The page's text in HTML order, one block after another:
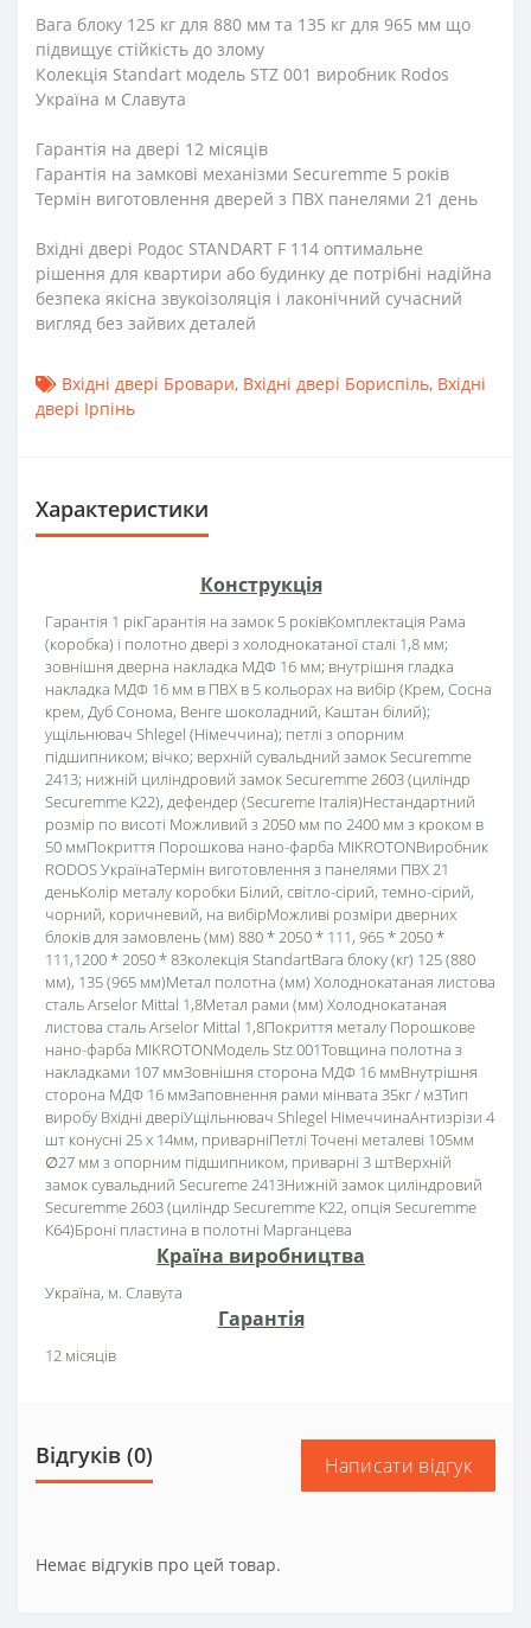
Вага блоку 125 кг для 880 мм та 135 кг для 965 мм що
підвищує стійкість до злому
Колекція Standart модель STZ 001 виробник Rodos
Україна м Славута
Гарантія на двері 12 місяців
Гарантія на замкові механізми Securemme 5 років
Термін виготовлення дверей з ПВХ панелями 21 день
Вхідні двері Родос STANDART F 114 оптимальне
рішення для квартири або будинку де потрібні надійна
безпека якісна звукоізоляція і лаконічний сучасний
вигляд без зайвих деталей
Вхідні двері Бровари, Вхідні двері Бориспіль, Вхідні
двері Ірпінь
Характеристики
Конструкція
Гарантія 1 рікГарантія на замок 5 роківКомплектація Рама
(коробка) і полотно двері з холоднокатаної сталі 1,8 мм;
зовнішня дверна накладка МДФ 16 мм; внутрішня гладка
накладка МДФ 16 мм в ПВХ в 5 кольорах на вибір (Крем, Сосна
крем, Дуб Сонома, Венге шоколадний, Каштан білий);
ущільнювач Shlegel (Німеччина); петлі з опорним
підшипником; вічко; верхній сувальдний замок Securemme
2413; нижній циліндровий замок Securemme 2603 (циліндр
Securemme К22), дефендер (Secureme Італія)Нестандартний
розмір по висоті Можливий з 2050 мм по 2400 мм з кроком в
50 ммПокриття Порошкова нано-фарба MIKROTONВиробник
RODOS УкраїнаТермін виготовлення з панелями ПВХ 21
деньКолір металу коробки Білий, світло-сірий, темно-сірий,
чорний, коричневий, на вибірМожливі розміри дверних
блоків для замовлень (мм) 880 * 2050 * 111, 965 * 2050 *
111,1200 * 2050 * 83колекція StandartВага блоку (кг) 125 (880
мм), 135 (965 мм)Метал полотна (мм) Холоднокатаная листова
сталь Arselor Mittal 1,8Метал рами (мм) Холоднокатаная
листова сталь Arselor Mittal 1,8Покриття металу Порошкове
нано-фарба MIKROTONМодель Stz 001Товщина полотна з
накладками 107 ммЗовнішня сторона МДФ 16 ммВнутрішня
сторона МДФ 16 ммЗаповнення рами мінвата 35кг / м3Тип
виробу Вхідні дверіУщільнювач Shlegel НімеччинаАнтизрізи 4
шт конусні 25 х 14мм, приварніПетлі Точені металеві 105мм
∅27 мм з опорним підшипником, приварні 3 штВерхній
замок сувальдний Secureme 2413Нижній замок циліндровий
Securemme 2603 (циліндр Securemme К22, опція Securemme
К64)Броні пластина в полотні Марганцева
Країна виробництва
Україна, м. Славута
Гарантія
12 місяців
Відгуків (0) Написати відгук
Немає відгуків про цей товар.